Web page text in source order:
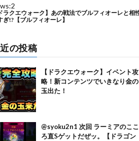
の投稿
【ドラクエウォーク】イベント攻
略！新コンテンツでいきなり金の
玉出た！
@syoku2n1 次回 ラーミアのここ
ろ直Sゲットだぜッ。【ドラゴン